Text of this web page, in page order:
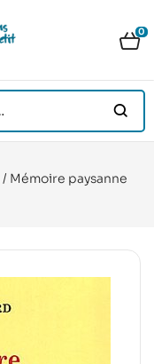
0
/ Mémoire paysanne